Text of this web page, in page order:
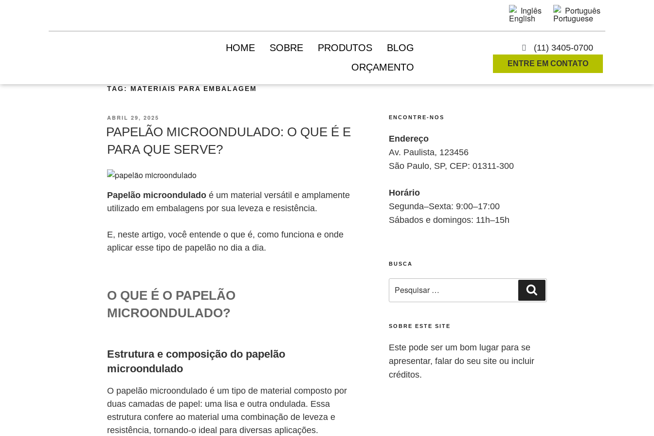
Inglês Português
HOME SOBRE PRODUTOS
BLOG
ORÇAMENTO
(11) 3405-0700
ENTRE EM CONTATO
TAG: MATERIAIS PARA EMBALAGEM
ABRIL 29, 2025
PAPELÃO MICROONDULADO: O QUE É E
PARA QUE SERVE?
Papelão microondulado é um material versátil e amplamente
utilizado em embalagens por sua leveza e resistência.
E, neste artigo, você entende o que é, como funciona e onde
aplicar esse tipo de papelão no dia a dia.
O QUE É O PAPELÃO
MICROONDULADO?
Estrutura e composição do papelão
microondulado
O papelão microondulado é um tipo de material composto por
duas camadas de papel: uma lisa e outra ondulada. Essa
estrutura confere ao material uma combinação de leveza e
resistência, tornando-o ideal para diversas aplicações.
ENCONTRE-NOS
Endereço
Av. Paulista, 123456
São Paulo, SP, CEP: 01311-300
Horário
Segunda–Sexta: 9:00–17:00
Sábados e domingos: 11h–15h
BUSCA
SOBRE ESTE SITE
Este pode ser um bom lugar para se
apresentar, falar do seu site ou incluir
créditos.